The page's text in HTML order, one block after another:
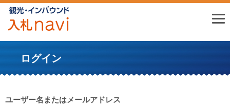
ログイン
ユーザー名またはメールアドレス